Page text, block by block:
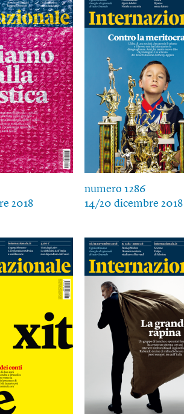
2018
numero 1286
14/20 dicembre 2018